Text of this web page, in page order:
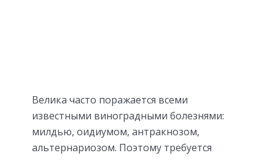
Велика часто поражается всеми
известными виноградными болезнями:
милдью, оидиумом, антракнозом,
альтернариозом. Поэтому требуется